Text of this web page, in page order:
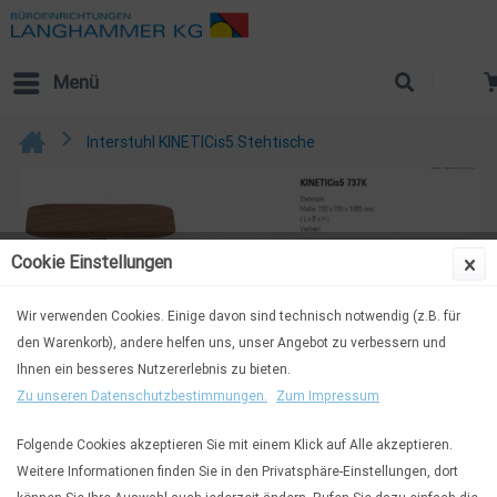
Menü
Interstuhl KINETICis5 Stehtische
Cookie Einstellungen
Wir verwenden Cookies. Einige davon sind technisch notwendig (z.B. für
den Warenkorb), andere helfen uns, unser Angebot zu verbessern und
Ihnen ein besseres Nutzererlebnis zu bieten.
Zu unseren Datenschutzbestimmungen.
Zum Impressum
Folgende Cookies akzeptieren Sie mit einem Klick auf Alle akzeptieren.
Weitere Informationen finden Sie in den Privatsphäre-Einstellungen, dort